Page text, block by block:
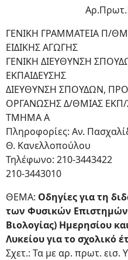
ΓΕΝΙΚΗ ΓΡΑΜΜΑΤΕΙΑ Π/
ΕΙΔΙΚΗΣ ΑΓΩΓΗΣ
ΓΕΝΙΚΗ ΔΙΕΥΘΥΝΣΗ
ΕΚΠΑΙΔΕΥΣΗΣ
ΔΙΕΥΘΥΝΣΗ ΣΠΟΥΔΩΝ,
ΟΡΓΑΝΩΣΗΣ Δ/ΘΜΙΑΣ
ΤΜΗΜΑ Α
Πληροφορίες: Αν.
Θ. Κανελλοπούλου
Τηλέφωνο: 210-3443422
210-3443010
ΘΕΜΑ: Οδηγίες για τη
των Φυσικών Επιστημών
Βιολογίας) Ημερησίου
Λυκείου για το σχολικό
Σχετ.: Τα με αρ. πρωτ. εισ.